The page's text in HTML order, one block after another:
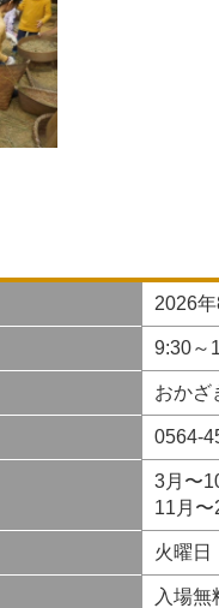
2026
9:30～
おかざ
0564-
3月〜
11月
火曜日
入場